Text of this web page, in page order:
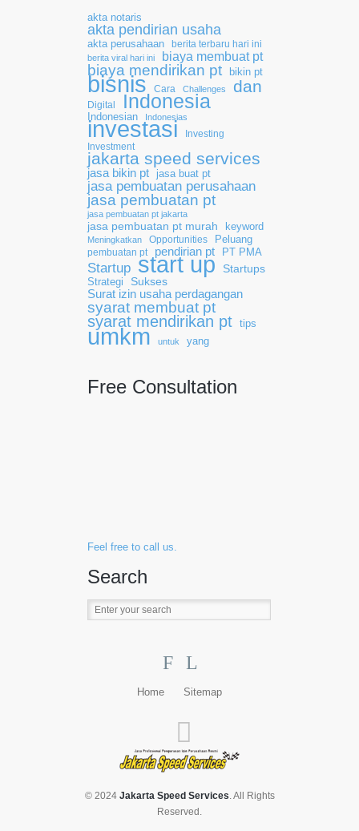
akta notaris
akta pendirian usaha
akta perusahaan berita terbaru hari ini
berita viral hari ini biaya membuat pt
biaya mendirikan pt bikin pt
bisnis Cara Challenges dan
Digital Indonesia
Indonesian Indonesias
investasi
Investing
Investment
jakarta speed services
jasa bikin pt jasa buat pt
jasa pembuatan perusahaan
jasa pembuatan pt
jasa pembuatan pt jakarta
jasa pembuatan pt murah keyword
Meningkatkan Opportunities Peluang
pembuatan pt pendirian pt PT PMA
Startup start up Startups
Strategi
Sukses
Surat izin usaha perdagangan
syarat membuat pt
syarat mendirikan pt tips
umkm untuk yang
Free Consultation
Feel free to call us.
Search
F L
Home Sitemap
© 2024Jakarta Speed Services. All Rights
Reserved.